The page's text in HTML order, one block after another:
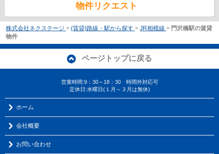
物件リクエスト
株式会社ネクステージ > (賃貸)路線・駅から探す > JR相模線 > 門沢橋駅の賃貸
物件
ページトップに戻る
営業時間:9：30～18：30 時間外対応可
定休日:水曜日(１月～３月は無休)
ホーム
会社概要
お問い合わせ